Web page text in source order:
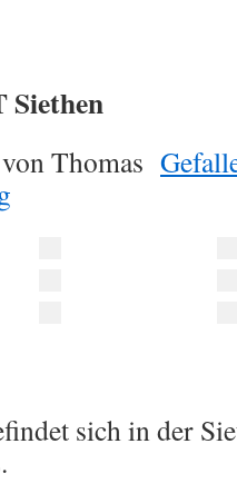
Siethen
Thomas
sich in der